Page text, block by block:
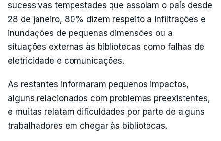
sucessivas tempestades que assolam o país desde
28 de janeiro, 80% dizem respeito a infiltrações e
inundações de pequenas dimensões ou a
situações externas às bibliotecas como falhas de
eletricidade e comunicações.
As restantes informaram pequenos impactos,
alguns relacionados com problemas preexistentes,
e muitas relatam dificuldades por parte de alguns
trabalhadores em chegar às bibliotecas.